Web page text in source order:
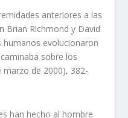
anteriores a las
Brian Richmond y David
humanos evolucionaron
sobre los
marzo de 2000), 382-
han hecho al hombre